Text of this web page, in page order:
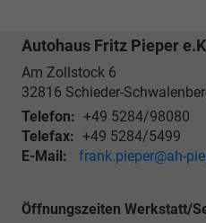
Autohaus Fritz Pieper
Am Zollstock 6
32816 Schieder-
Telefon: +49 5284/98080
Telefax: +49 5284/5499
E-Mail:
frank.pieper@ah-
Öffnungszeiten Werkstatt/